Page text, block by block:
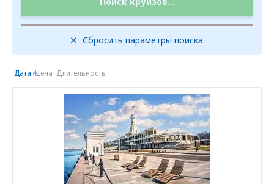
Сбросить параметры поиска
Дата Цена Длительность